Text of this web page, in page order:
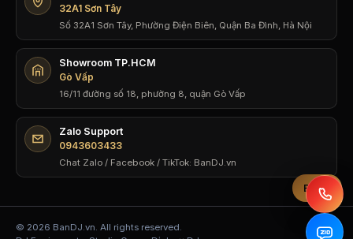
Bộ lọc
32A1 Sơn Tây
Số 32A1 Sơn Tây, Phường Điện Biên, Quận Ba Đình, Hà Nội
Showroom TP.HCM
Gò Vấp
16/11 đường số 18, phường 8, quận Gò Vấp
Zalo Support
0943603433
Chat Zalo / Facebook / TikTok: BanDJ.vn
© 2026 BanDJ.vn. All rights reserved.